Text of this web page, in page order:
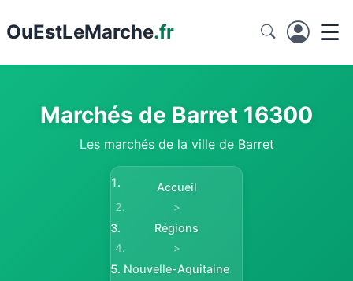
OuEstLeMarche.fr ☰
Marchés de Barret 16300
Les marchés de la ville de Barret
Accueil
>
Régions
>
Nouvelle-Aquitaine